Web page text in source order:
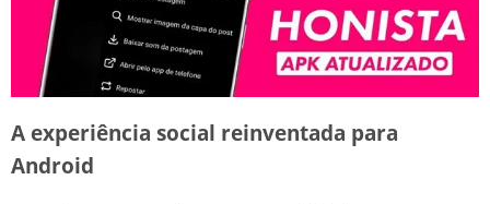
A experiência social reinventada para
Android